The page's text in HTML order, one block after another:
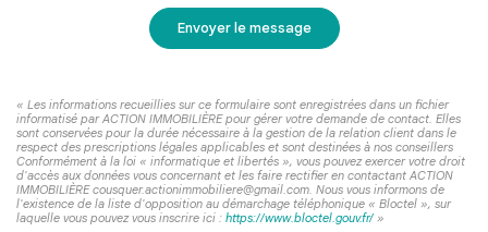
Envoyer le message
« Les informations recueillies sur ce formulaire sont enregistrées dans un fichier
informatisé par ACTION IMMOBILIÈRE pour gérer votre demande de contact. Elles
sont conservées pour la durée nécessaire à la gestion de la relation client dans le
respect des prescriptions légales applicables et sont destinées à nos conseillers
Conformément à la loi « informatique et libertés », vous pouvez exercer votre droit
d'accès aux données vous concernant et les faire rectifier en contactant ACTION
IMMOBILIÈRE cousquer.actionimmobiliere@gmail.com. Nous vous informons de
l'existence de la liste d'opposition au démarchage téléphonique « Bloctel », sur
laquelle vous pouvez vous inscrire ici : https://www.bloctel.gouv.fr/ »